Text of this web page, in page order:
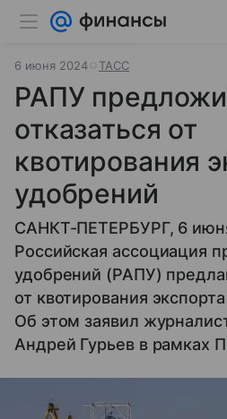
6 июня 2024 ТАСС
РАПУ
отказаться от
квотирования
удобрений
САНКТ-ПЕТЕРБУРГ, 6
Российская ассоциация
удобрений (РАПУ)
от квотирования
Об этом заявил
Андрей Гурьев в рамках